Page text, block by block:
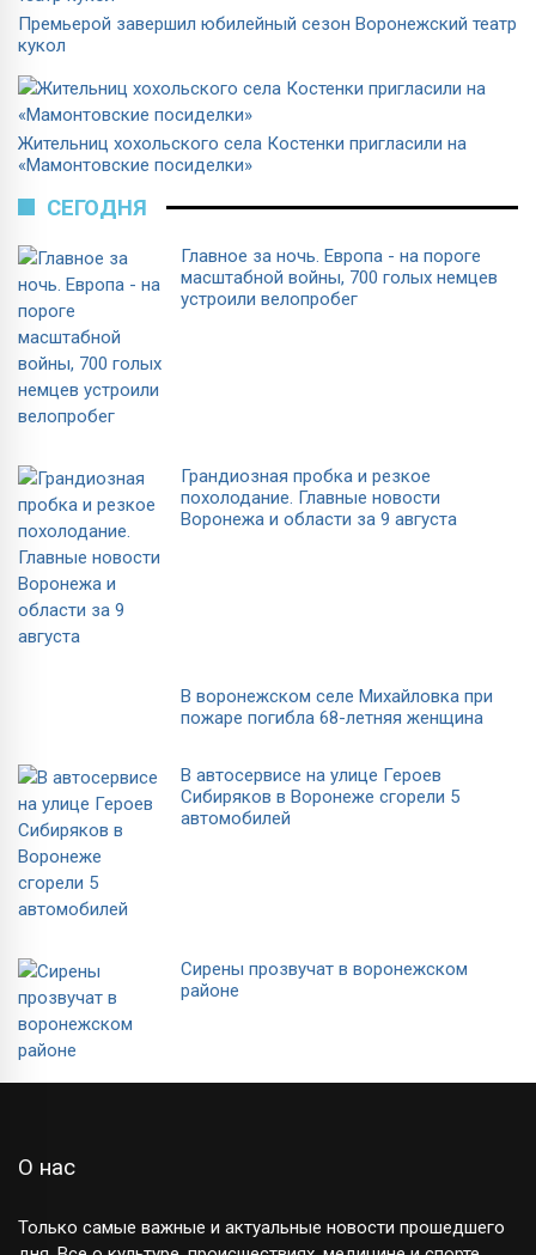
Премьерой завершил юбилейный сезон Воронежский театр
кукол
Жительниц хохольского села Костенки пригласили на
«Мамонтовские посиделки»
СЕГОДНЯ
Главное за ночь. Европа - на пороге
масштабной войны, 700 голых немцев
устроили велопробег
Грандиозная пробка и резкое
похолодание. Главные новости
Воронежа и области за 9 августа
В воронежском селе Михайловка при
пожаре погибла 68-летняя женщина
В автосервисе на улице Героев
Сибиряков в Воронеже сгорели 5
автомобилей
Сирены прозвучат в воронежском
районе
О нас
Только самые важные и актуальные новости прошедшего